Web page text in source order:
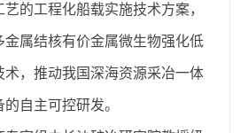
的工程化船载实施技术方案，
金属结核有价金属微生物强化低
术，推动我国深海资源采冶一体
自主可控研发。